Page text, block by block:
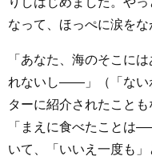
なって、ほっぺに涙をな
「あなた、海のそこに
れないし――」（「な
ターに紹介されたこと
「まえに食べたことは
いて、「いいえ一度も